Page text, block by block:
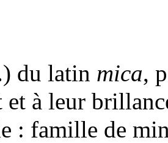
du latin mica,
et à leur
: famille de